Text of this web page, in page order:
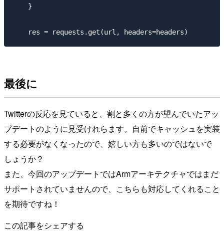
    }
最後に
Twitterの反応を見ていると、割と多くの方が望んでいたアッ
プデートのように見受けれらます。自前でキャッシュを実装
する必要がなくなったので、嬉しい方も多いのではないで
しょうか？
また、今回のアップデートではArmアーキテクチャではまだ
サポートされていませんので、こちらも対応してくれること
を期待ですね！
この記事をシェアする